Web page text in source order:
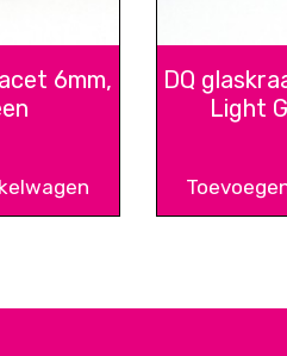
6mm,
DQ
Light